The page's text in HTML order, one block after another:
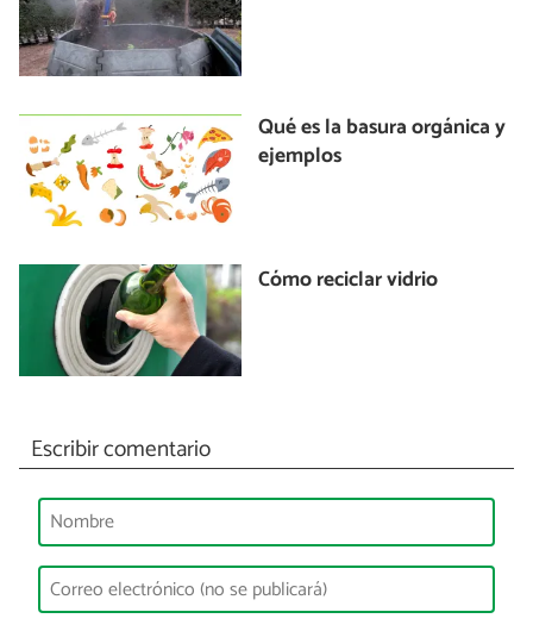
Qué es la basura orgánica y
ejemplos
Cómo reciclar vidrio
Escribir comentario